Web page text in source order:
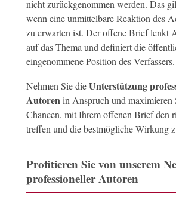
nicht zurückgenommen werden. Das
wenn eine unmittelbare Reaktion des
zu erwarten ist. Der offene Brief lenkt
auf das Thema und definiert die
eingenommene Position des Verfassers.
Nehmen Sie dieUnterstützung
Autoren in Anspruch und maximieren
Chancen, mit Ihrem offenen Brief den
treffen und die bestmögliche Wirkung
Profitieren Sie von unserem
professioneller Autoren